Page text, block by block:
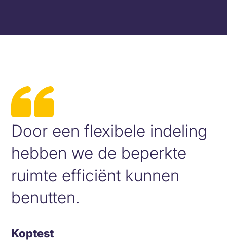
Door een flexibele indeling
hebben we de beperkte
ruimte efficiënt kunnen
benutten.
Koptest